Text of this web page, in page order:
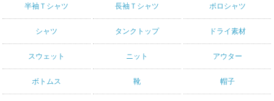
半袖Ｔシャツ 長袖Ｔシャツ ポロシャツ
シャツ タンクトップ ドライ素材
スウェット ニット アウター
ボトムス 靴 帽子